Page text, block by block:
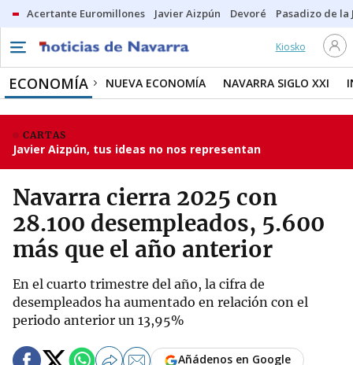
Acertante Euromillones Javier Aizpún Devoré Pasadizo de la
Kiosko
ECONOMÍA NUEVA ECONOMÍA NAVARRA SIGLO XXI
CARTAS
Javier Aizpún, tus ideas no nos representan
Navarra cierra 2025 con
28.100 desempleados, 5.600
más que el año anterior
En el cuarto trimestre del año, la cifra de
desempleados ha aumentado en relación con el
periodo anterior un 13,95%
Añádenos en Google